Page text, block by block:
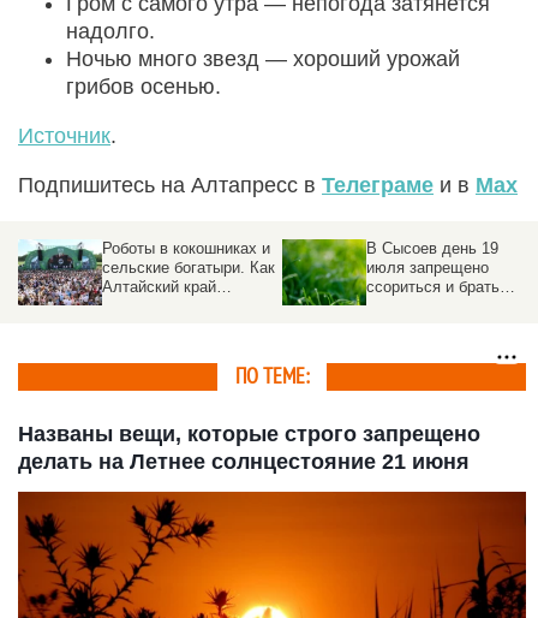
надолго.
Ночью много звезд — хороший урожай
грибов осенью.
Источник.
Подпишитесь на Алтапресс в Телеграме и в Max
Роботы в кокошниках и
сельские богатыри. Как
Алтайский край
В Сысоев день 19
июля запрещено
ссориться и брать
ПО ТЕМЕ:
Названы вещи, которые строго запрещено
делать на Летнее солнцестояние 21 июня